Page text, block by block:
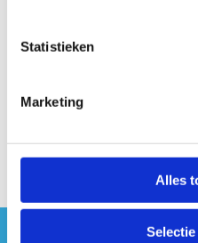
Statistieken
Marketing
Alles